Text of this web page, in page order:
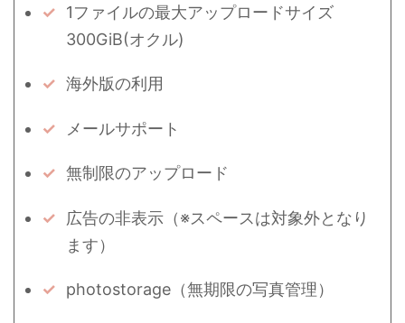
1ファイルの最大アップロードサイズ
300GiB(オクル)
海外版の利用
メールサポート
無制限のアップロード
広告の非表示（※スペースは対象外となり
ます）
photostorage（無期限の写真管理）